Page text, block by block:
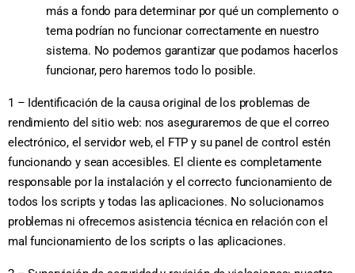
más a fondo para determinar por qué un complemento o
tema podrían no funcionar correctamente en nuestro
sistema. No podemos garantizar que podamos hacerlos
funcionar, pero haremos todo lo posible.
1 – Identificación de la causa original de los problemas de
rendimiento del sitio web: nos aseguraremos de que el correo
electrónico, el servidor web, el FTP y su panel de control estén
funcionando y sean accesibles. El cliente es completamente
responsable por la instalación y el correcto funcionamiento de
todos los scripts y todas las aplicaciones. No solucionamos
problemas ni ofrecemos asistencia técnica en relación con el
mal funcionamiento de los scripts o las aplicaciones.